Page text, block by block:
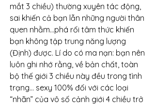
mắt 3 chiều) thường xuyên tác động,
sai khiến cả bạn lẫn những người thân
quen nhằm…phá rối tâm thức khiến
bạn không tập trung năng lượng
(Định) được. Lí do có ma nạn: bạn nên
luôn ghi nhớ rằng, về bản chất, toàn
bộ thế giới 3 chiều này đều trong tình
trạng… sexy 100% đối với các loại
“nhãn” của vô số cảnh giới 4 chiều trở